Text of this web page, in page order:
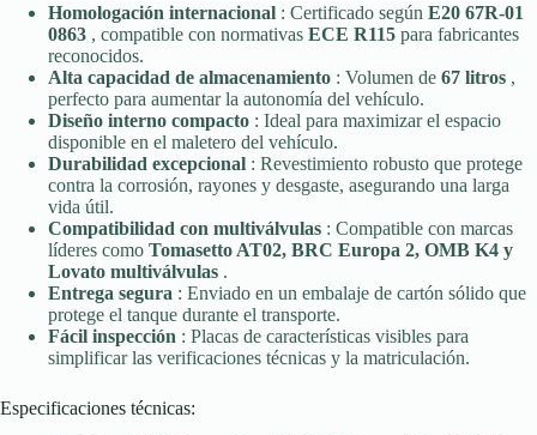
Homologación internacional : Certificado según E20 67R-01
0863 , compatible con normativas ECE R115 para fabricantes
reconocidos.
Alta capacidad de almacenamiento : Volumen de 67 litros ,
perfecto para aumentar la autonomía del vehículo.
Diseño interno compacto : Ideal para maximizar el espacio
disponible en el maletero del vehículo.
Durabilidad excepcional : Revestimiento robusto que protege
contra la corrosión, rayones y desgaste, asegurando una larga
vida útil.
Compatibilidad con multiválvulas : Compatible con marcas
líderes como Tomasetto AT02, BRC Europa 2, OMB K4 y
Lovato multiválvulas .
Entrega segura : Enviado en un embalaje de cartón sólido que
protege el tanque durante el transporte.
Fácil inspección : Placas de características visibles para
simplificar las verificaciones técnicas y la matriculación.
Especificaciones técnicas: